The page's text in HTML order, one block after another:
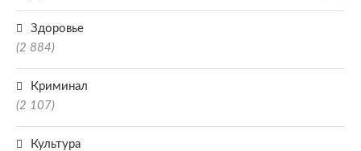
Здоровье
(2 884)
Криминал
(2 107)
Культура